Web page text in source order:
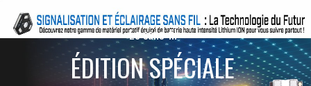
Le sans-fil
ÉDITION SPÉCIALE